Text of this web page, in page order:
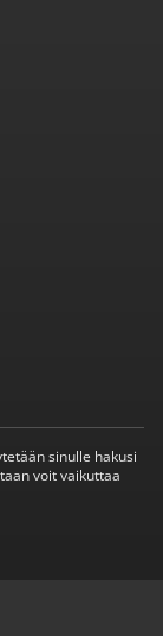
sinulle hakusi
voit vaikuttaa